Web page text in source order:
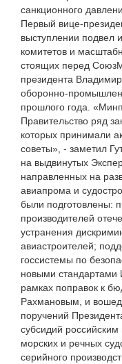
санкционного
Первый вице-
выступлении подвел
комитетов и
стоящих перед
президента
оборонно-
прошлого года.
Правительство ряд
которых принимали
советы», - заметил
на выдвинутых
направленных на
авиапрома и
были подготовлены:
производителей
устранения
авиастроителей;
госсистемы по
новыми
рамках поправок к
Рахмановым, и
поручений
субсидий
морских и речных
серийного